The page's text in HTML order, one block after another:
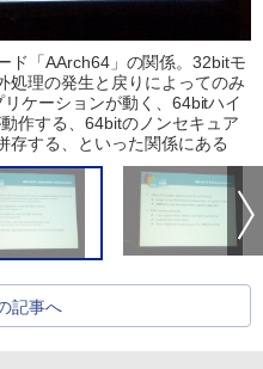
ド「AArch64」の関係。32bitモ
処理の発生と戻りによってのみ
ケーションが動く、64bitハイ
作する、64bitのノンセキュア
存する、といった関係にある
記事へ